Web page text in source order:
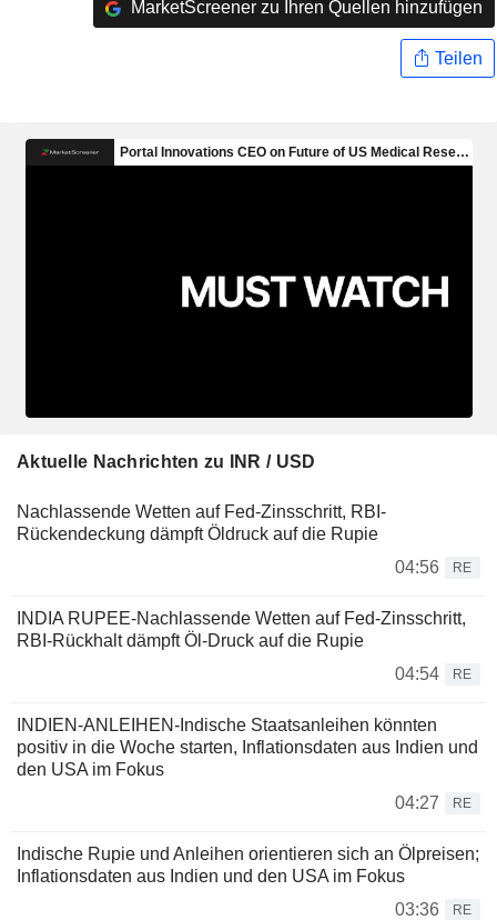
MarketScreener zu Ihren Quellen hinzufügen
Teilen
Aktuelle Nachrichten zu INR / USD
Nachlassende Wetten auf Fed-Zinsschritt, RBI-
Rückendeckung dämpft Öldruck auf die Rupie
04:56
RE
INDIA RUPEE-Nachlassende Wetten auf Fed-Zinsschritt,
RBI-Rückhalt dämpft Öl-Druck auf die Rupie
04:54
RE
INDIEN-ANLEIHEN-Indische Staatsanleihen könnten
positiv in die Woche starten, Inflationsdaten aus Indien und
den USA im Fokus
04:27
RE
Indische Rupie und Anleihen orientieren sich an Ölpreisen;
Inflationsdaten aus Indien und den USA im Fokus
03:36
RE